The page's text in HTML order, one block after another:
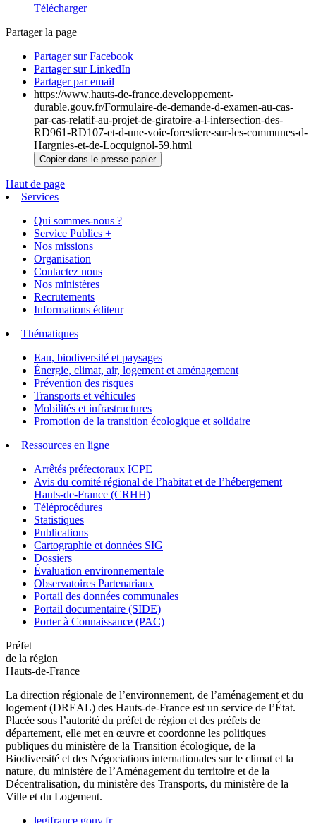
Télécharger
Partager la page
Partager sur Facebook
Partager sur LinkedIn
Partager par email
https://www.hauts-de-france.developpement-
durable.gouv.fr/Formulaire-de-demande-d-examen-au-cas-
par-cas-relatif-au-projet-de-giratoire-a-l-intersection-des-
RD961-RD107-et-d-une-voie-forestiere-sur-les-communes-d-
Hargnies-et-de-Locquignol-59.html
Copier dans le presse-papier
Haut de page
Services
Qui sommes-nous ?
Service Publics +
Nos missions
Organisation
Contactez nous
Nos ministères
Recrutements
Informations éditeur
Thématiques
Eau, biodiversité et paysages
Énergie, climat, air, logement et aménagement
Prévention des risques
Transports et véhicules
Mobilités et infrastructures
Promotion de la transition écologique et solidaire
Ressources en ligne
Arrêtés préfectoraux ICPE
Avis du comité régional de l’habitat et de l’hébergement
Hauts-de-France (CRHH)
Téléprocédures
Statistiques
Publications
Cartographie et données SIG
Dossiers
Évaluation environnementale
Observatoires Partenariaux
Portail des données communales
Portail documentaire (SIDE)
Porter à Connaissance (PAC)
Préfet
de la région
Hauts-de-France
La direction régionale de l’environnement, de l’aménagement et du
logement (DREAL) des Hauts-de-France est un service de l’État.
Placée sous l’autorité du préfet de région et des préfets de
département, elle met en œuvre et coordonne les politiques
publiques du ministère de la Transition écologique, de la
Biodiversité et des Négociations internationales sur le climat et la
nature, du ministère de l’Aménagement du territoire et de la
Décentralisation, du ministère des Transports, du ministère de la
Ville et du Logement.
legifrance.gouv.fr